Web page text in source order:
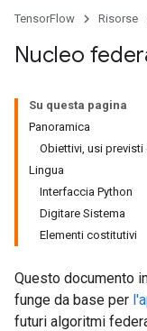
TensorFlow Risorse
Nucleo
Su questa pagina
Panoramica
Obiettivi, usi previsti
Lingua
Interfaccia Python
Digitare Sistema
Elementi costitutivi
Questo documento
funge da base per
futuri algoritmi